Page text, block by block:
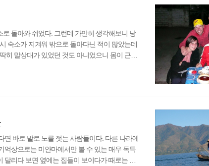
돌아와 쉬었다. 그런데 가만히 생각해보니 낭
숙소가 지겨워 밖으로 돌아다닌 적이 많았는데
히 말상대가 있었던 것도 아니었으니 몸이 근질
나 꾸도더 파고다와 같은 관광지가 있었던 것에
바로 발로 노를 젓는 사람들이다. 다른 나라에
억상으로는 미얀마에서만 볼 수 있는 매우 독특
리다 보면 옆에는 집들이 보이다가 때로는 채